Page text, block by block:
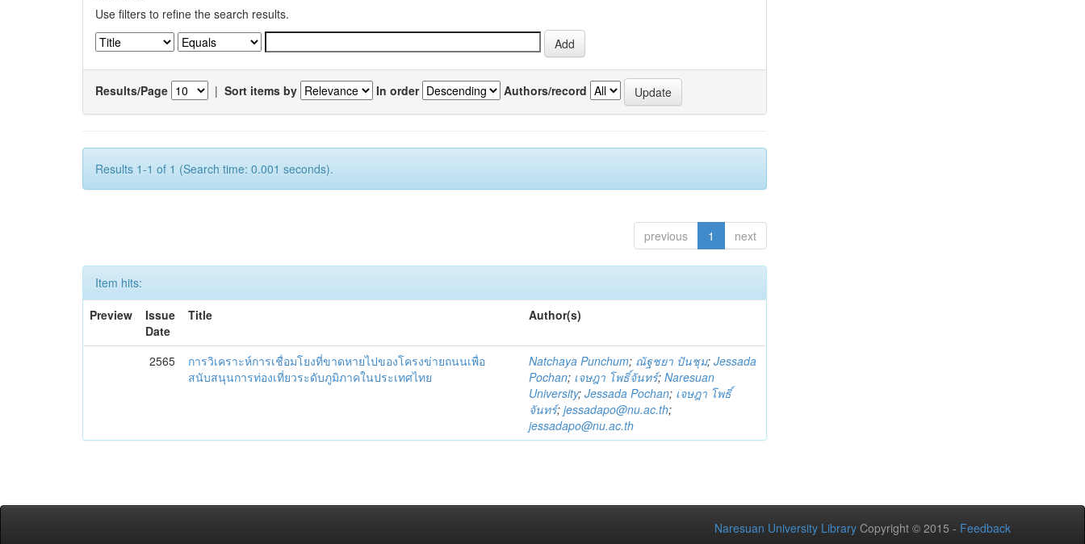
Use filters to refine the search results.
Results/Page | Sort items by In order Authors/record
Results 1-1 of 1 (Search time: 0.001 seconds).
previous 1 next
Item hits:
Preview
Issue
Date
Title Author(s)
2565
การวิเคราะห์การเชื่อมโยงที่ขาดหายไปของโครงข่ายถนนเพื่อ
สนับสนุนการท่องเที่ยวระดับภูมิภาคในประเทศไทย
Natchaya Punchum; ณัฐชยา ปันชุม;Jessada
Pochan; เจษฎา โพธิ์จันทร์;Naresuan
University;Jessada Pochan; เจษฎา โพธิ์
จันทร์;jessadapo@nu.ac.th;
jessadapo@nu.ac.th
Naresuan University Library Copyright © 2015 - Feedback